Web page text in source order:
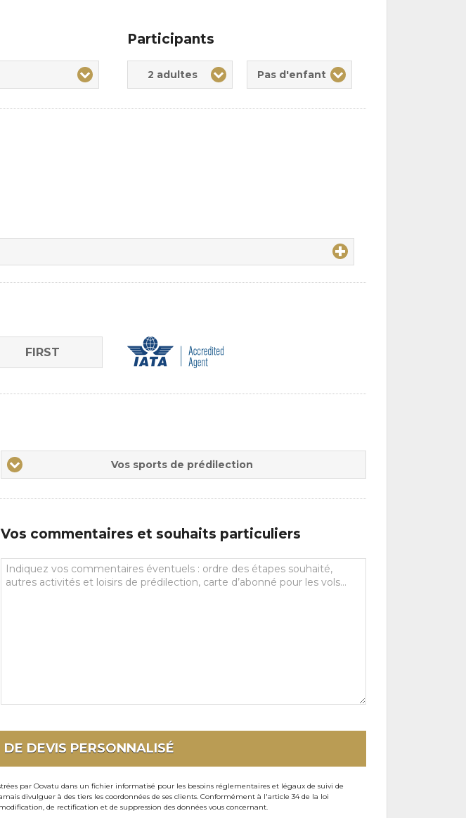
Participants
2 adultes Pas d'enfant
FIRST
Vos
sports
Vos sports de prédilection
Vos commentaires et souhaits particuliers
Vos
commentaires
DEVIS PERSONNALISÉ
par Oovatu dans un fichier informatisé pour les besoins réglementaires et légaux de suivi de
divulguer à des tiers les coordonnées de ses clients. Conformément à l'article 34 de la loi
de rectification et de suppression des données vous concernant.